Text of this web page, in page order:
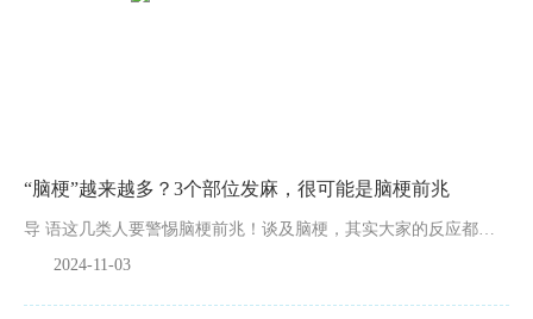
“脑梗”越来越多？3个部位发麻，很可能是脑梗前兆
导 语这几类人要警惕脑梗前兆！谈及脑梗，其实大家的反应都是，现在脑梗的患者是越来越多了，而且越来越年轻化。根据《中国脑卒中防治报告（2023）》，我国40岁及以上人群脑卒中现患人数达1242万，且...
2024-11-03